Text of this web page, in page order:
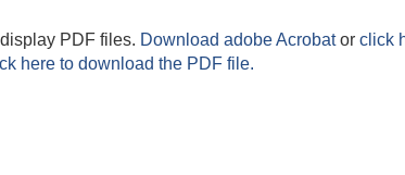
PDF files. Download adobe Acrobator click
here to download the PDF file.